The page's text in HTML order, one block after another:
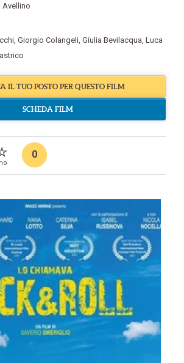
Avellino
, Giorgio Colangeli, Giulia Bevilacqua, Luca
IL TUO POSTO PER QUESTO FILM
SCHEDA FILM
0